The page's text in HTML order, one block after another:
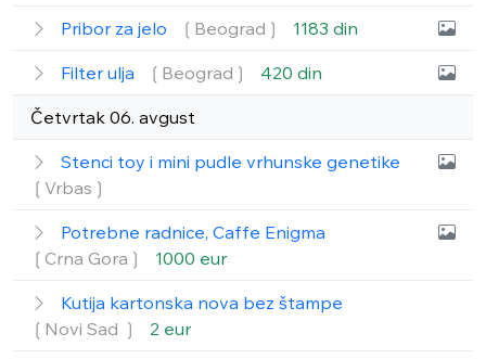
Pribor za jelo ❲Beograd❳ 1183 din
Filter ulja ❲Beograd❳ 420 din
Četvrtak 06. avgust
Stenci toy i mini pudle vrhunske genetike
❲Vrbas❳
Potrebne radnice, Caffe Enigma
❲Crna Gora❳
1000 eur
Kutija kartonska nova bez štampe
❲Novi Sad ❳
2 eur